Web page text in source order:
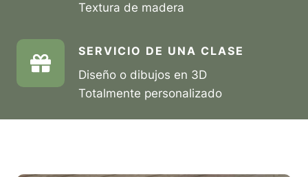
Textura de madera
SERVICIO DE UNA CLASE
Diseño o dibujos en 3D
Totalmente personalizado